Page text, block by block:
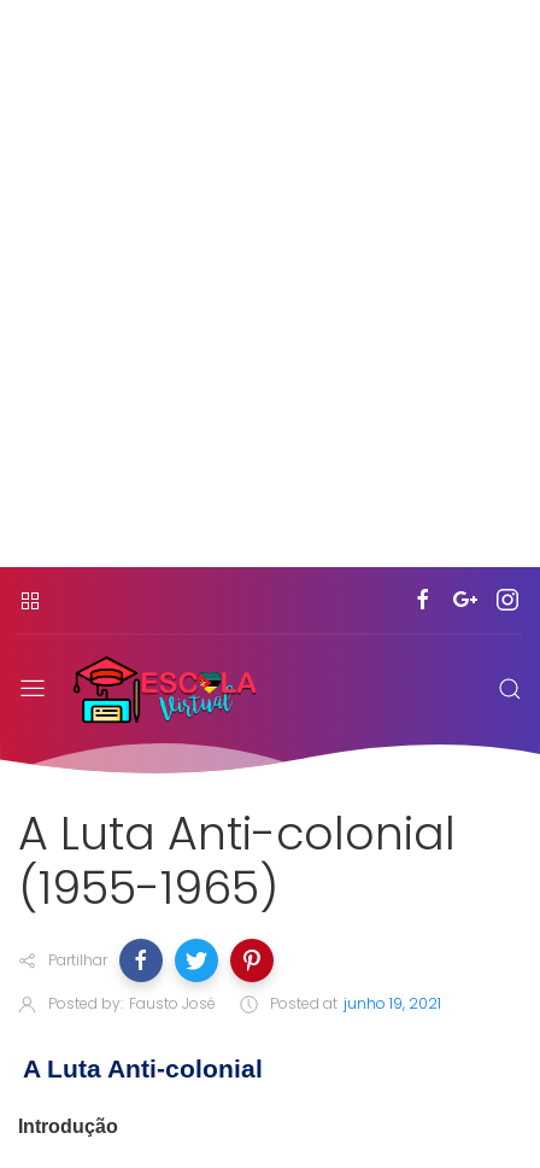
A Luta Anti-colonial
(1955-1965)
Partilhar
Posted by: Fausto José Posted at junho 19, 2021
A Luta Anti-colonial
Introdução